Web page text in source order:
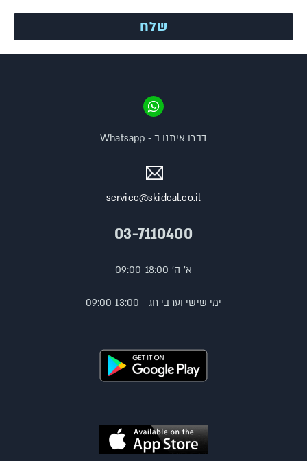
service@skideal.co.il
03-7110400
א'-ה' 09:00-18:00
ימי שישי וערבי חג - 09:00-13:00
דברו איתנו ב - Whatsapp